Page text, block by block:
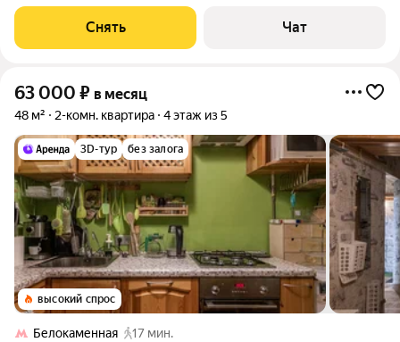
по счетчикам оплачиваются
Снять Чат
63 000 ₽ в месяц
48 м² 2-комн. квартира 4 этаж из 5
3D-тур без залога
высокий спрос
Белокаменная
17 мин.